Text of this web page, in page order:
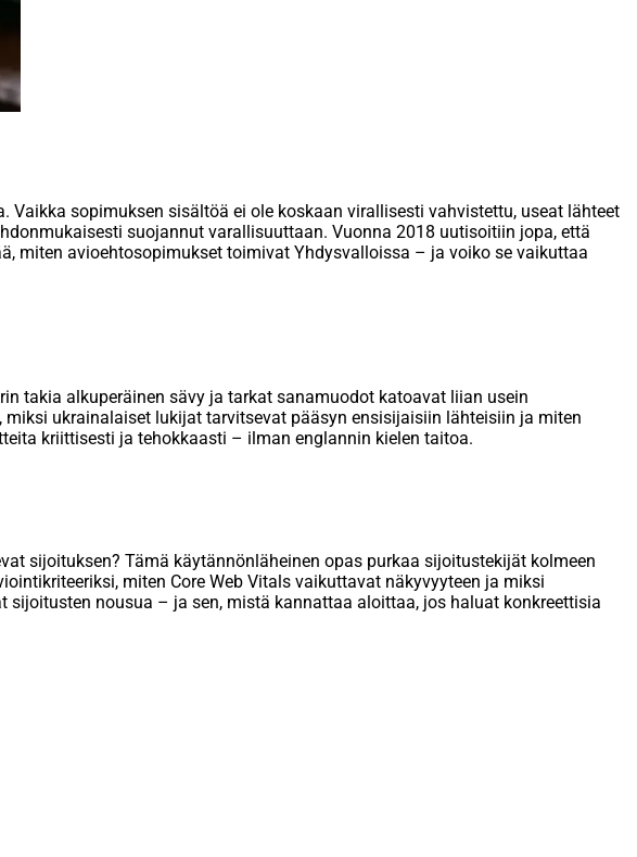
sopimuksen sisältöä ei ole koskaan virallisesti vahvistettu, useat lähteet
suojannut varallisuuttaan. Vuonna 2018 uutisoitiin jopa, että
miten avioehtosopimukset toimivat Yhdysvalloissa – ja voiko se vaikuttaa
takia alkuperäinen sävy ja tarkat sanamuodot katoavat liian usein
ukrainalaiset lukijat tarvitsevat pääsyn ensisijaisiin lähteisiin ja miten
kriittisesti ja tehokkaasti – ilman englannin kielen taitoa.
sijoituksen? Tämä käytännönläheinen opas purkaa sijoitustekijät kolmeen
miten Core Web Vitals vaikuttavat näkyvyyteen ja miksi
nousua – ja sen, mistä kannattaa aloittaa, jos haluat konkreettisia